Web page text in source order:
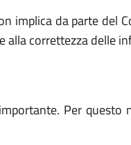
implica da parte
alla correttezza delle
Per questo